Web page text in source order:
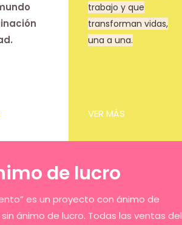
trabajo y que
transforman vidas,
una a una.
VER MÁS
de lucro
es un proyecto con ánimo de
ánimo de lucro. Todas las ventas del